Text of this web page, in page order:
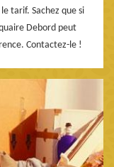
tarif. Sachez que si
Debord peut
Contactez-le !